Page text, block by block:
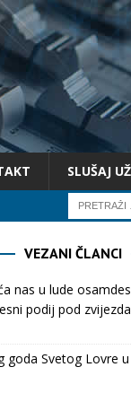
SLUŠAJ
VEZANI ČLANCI
nas u lude
podij pod
goda Svetog Lovre